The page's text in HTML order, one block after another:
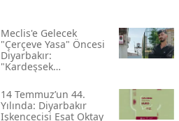
Meclis'e Gelecek
"çerçeve Yasa" Öncesi
Diyarbakır:
"kardeşsek
14 Temmuz’un 44.
Yılında: Diyarbakır
Işkencecisi Esat Oktay